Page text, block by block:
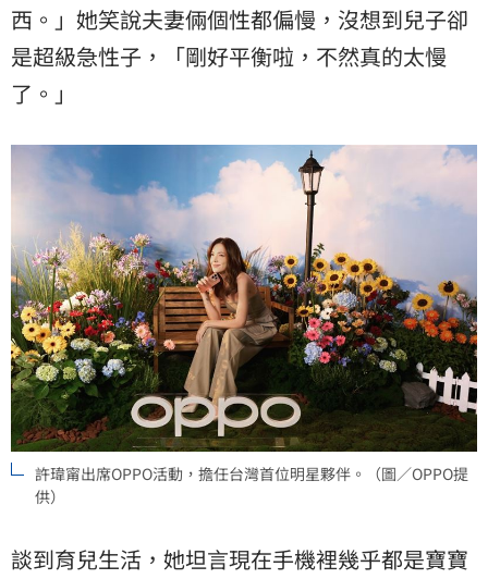
西。」她笑說夫妻倆個性都偏慢，沒想到兒子卻
是超級急性子，「剛好平衡啦，不然真的太慢
了。」
許瑋甯出席OPPO活動，擔任台灣首位明星夥伴。（圖／OPPO提
供）
談到育兒生活，她坦言現在手機裡幾乎都是寶寶